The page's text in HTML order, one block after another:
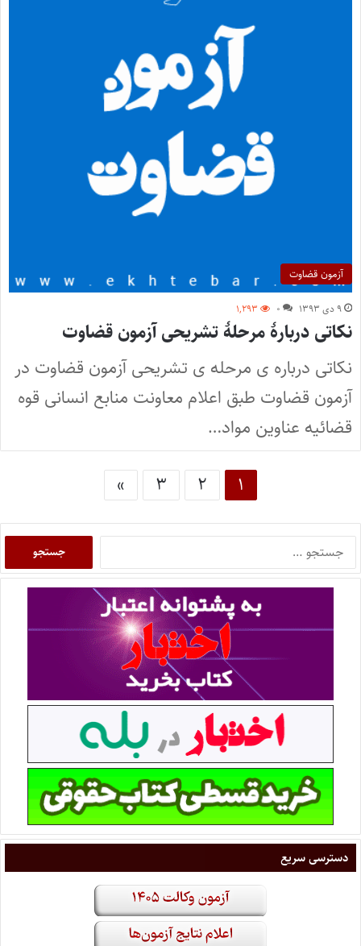
آزمون قضاوت
۹ دی ۱۳۹۳ ۰ ۱,۲۹۳
نکاتی دربارۀ مرحلۀ تشریحی آزمون قضاوت
نکاتی درباره ی مرحله ی تشریحی آزمون قضاوت در
آزمون قضاوت طبق اعلام معاونت منابع انسانی قوه
قضائیه عناوین مواد…
۱ ۲ ۳ »
دسترسی سریع